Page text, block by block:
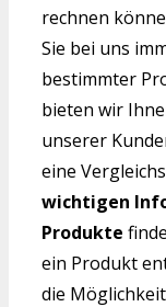
rechnen
Sie bei uns
bestimmter
bieten wir
unserer
eine
wichtigen
Produkte
ein Produkt
die